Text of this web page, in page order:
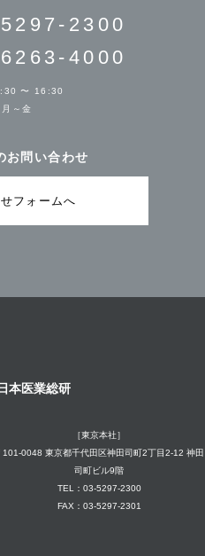
2300
4000
〜 16:30
月～金
お問い合わせ
フォームへ
本医業総研
［東京本社］
101-0048 東京都千代田区神田司町2丁目2-12 神田
司町ビル9階
TEL：03-5297-2300
FAX：03-5297-2301